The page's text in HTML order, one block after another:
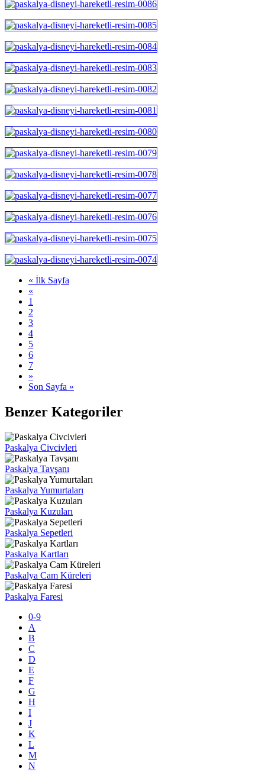
« İlk Sayfa
«
1
2
3
4
5
6
7
»
Son Sayfa »
Benzer Kategoriler
Paskalya Civcivleri
Paskalya Tavşanı
Paskalya Yumurtaları
Paskalya Kuzuları
Paskalya Sepetleri
Paskalya Kartları
Paskalya Cam Küreleri
Paskalya Faresi
0-9
A
B
C
D
E
F
G
H
I
J
K
L
M
N